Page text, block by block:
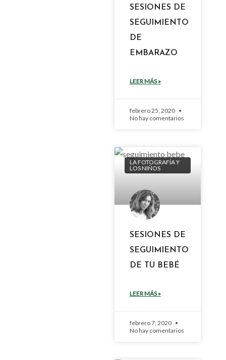
SESIONES DE
SEGUIMIENTO
DE
EMBARAZO
LEER MÁS »
febrero 25, 2020
No hay comentarios
LA FOTOGRAFÍA Y
LOS NIÑOS
SESIONES DE
SEGUIMIENTO
DE TU BEBÉ
LEER MÁS »
febrero 7, 2020
No hay comentarios